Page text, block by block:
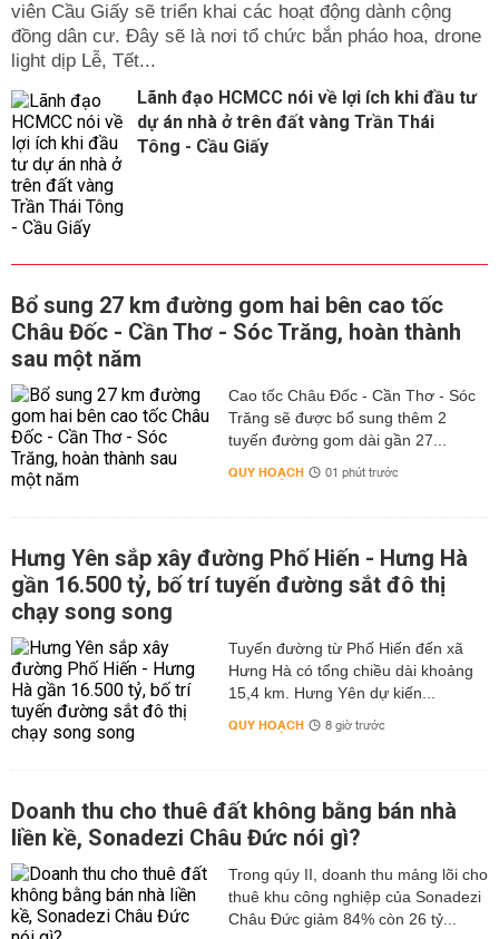
viên Cầu Giấy sẽ triển khai các hoạt động dành cộng
đồng dân cư. Đây sẽ là nơi tổ chức bắn pháo hoa, drone
light dịp Lễ, Tết...
Lãnh đạo HCMCC nói về lợi ích khi đầu tư
dự án nhà ở trên đất vàng Trần Thái
Tông - Cầu Giấy
Bổ sung 27 km đường gom hai bên cao tốc
Châu Đốc - Cần Thơ - Sóc Trăng, hoàn thành
sau một năm
Cao tốc Châu Đốc - Cần Thơ - Sóc
Trăng sẽ được bổ sung thêm 2
tuyến đường gom dài gần 27...
QUY HOẠCH 01 phút trước
Hưng Yên sắp xây đường Phố Hiến - Hưng Hà
gần 16.500 tỷ, bố trí tuyến đường sắt đô thị
chạy song song
Tuyến đường từ Phố Hiến đến xã
Hưng Hà có tổng chiều dài khoảng
15,4 km. Hưng Yên dự kiến...
QUY HOẠCH 8 giờ trước
Doanh thu cho thuê đất không bằng bán nhà
liền kề, Sonadezi Châu Đức nói gì?
Trong qúy II, doanh thu mảng lõi cho
thuê khu công nghiệp của Sonadezi
Châu Đức giảm 84% còn 26 tỷ...